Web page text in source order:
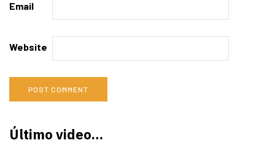
Email
Website
Último video…